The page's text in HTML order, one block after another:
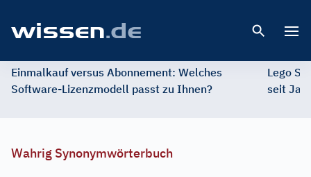
Einmalkauf versus Abonnement: Welches
Software-Lizenzmodell passt zu Ihnen?
Lego
seit
Wahrig Synonymwörterbuch